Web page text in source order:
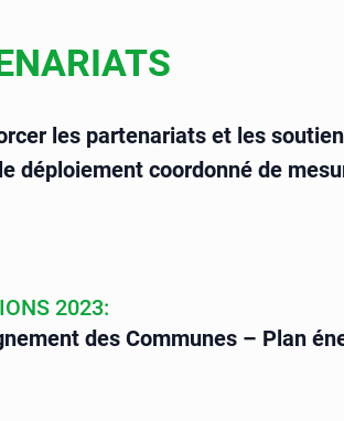
les partenariats et les
déploiement coordonné de
2023:
des Communes – Plan